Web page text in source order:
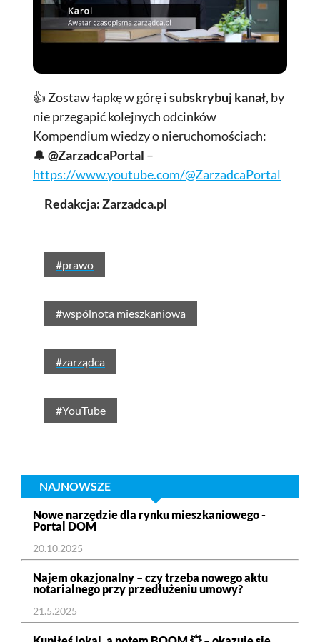
👍 Zostaw łapkę w górę isubskrybuj kanał, by
nie przegapić kolejnych odcinków
Kompendium wiedzy o nieruchomościach:
🔔 @ZarzadcaPortal –
https://www.youtube.com/@ZarzadcaPortal
Redakcja: Zarzadca.pl
#prawo
#wspólnota mieszkaniowa
#zarządca
#YouTube
NAJNOWSZE
Nowe narzędzie dla rynku mieszkaniowego -
Portal DOM
20.10.2025
Najem okazjonalny – czy trzeba nowego aktu
notarialnego przy przedłużeniu umowy?
21.5.2025